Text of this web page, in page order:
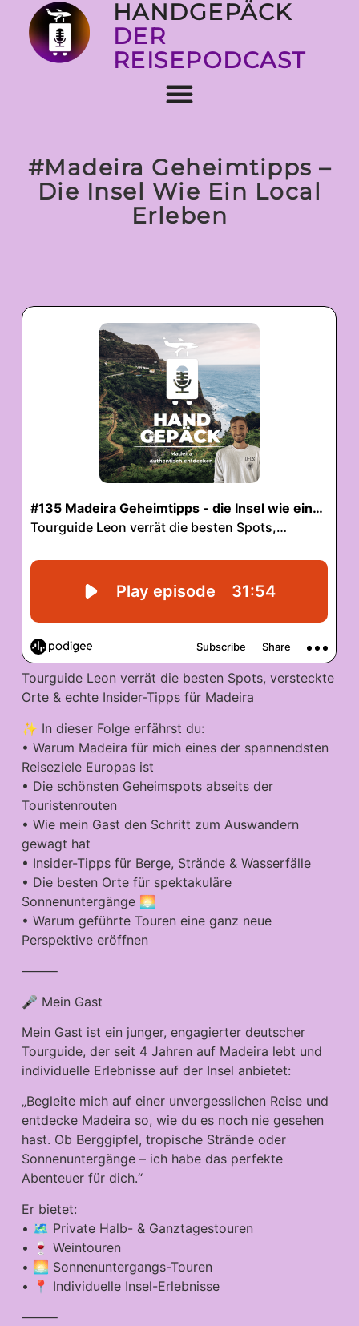
HANDGEPÄCK
DER
REISEPODCAST
#Madeira Geheimtipps –
Die Insel Wie Ein Local
Erleben
Tourguide Leon verrät die besten Spots, versteckte
Orte & echte Insider-Tipps für Madeira
✨ In dieser Folge erfährst du:
• Warum Madeira für mich eines der spannendsten
Reiseziele Europas ist
• Die schönsten Geheimspots abseits der
Touristenrouten
• Wie mein Gast den Schritt zum Auswandern
gewagt hat
• Insider-Tipps für Berge, Strände & Wasserfälle
• Die besten Orte für spektakuläre
Sonnenuntergänge 🌅
• Warum geführte Touren eine ganz neue
Perspektive eröffnen
⸻
🎤 Mein Gast
Mein Gast ist ein junger, engagierter deutscher
Tourguide, der seit 4 Jahren auf Madeira lebt und
individuelle Erlebnisse auf der Insel anbietet:
„Begleite mich auf einer unvergesslichen Reise und
entdecke Madeira so, wie du es noch nie gesehen
hast. Ob Berggipfel, tropische Strände oder
Sonnenuntergänge – ich habe das perfekte
Abenteuer für dich.“
Er bietet:
• 🗺️ Private Halb- & Ganztagestouren
• 🍷 Weintouren
• 🌅 Sonnenuntergangs-Touren
• 📍 Individuelle Insel-Erlebnisse
⸻